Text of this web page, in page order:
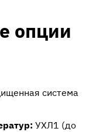
опции
система
УХЛ1 (до